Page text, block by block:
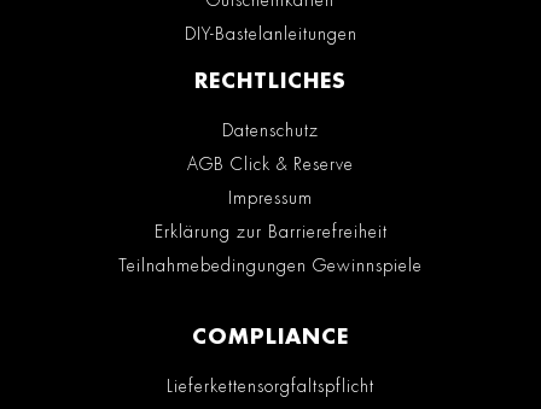
DIY-Bastelanleitungen
RECHTLICHES
Datenschutz
AGB Click & Reserve
Impressum
Erklärung zur Barrierefreiheit
Teilnahmebedingungen Gewinnspiele
COMPLIANCE
Lieferkettensorgfaltspflicht